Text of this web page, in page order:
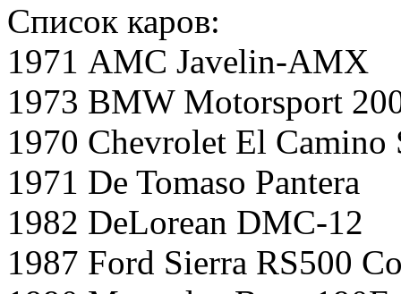
Список каров:
1971 AMC Javelin-AMX
1973 BMW Motorsport
1970 Chevrolet El Camino
1971 De Tomaso Pantera
1982 DeLorean DMC-12
1987 Ford Sierra RS500